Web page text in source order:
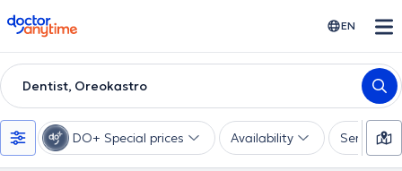
doctoranytime EN
Dentist, Oreokastro
DO+ Special prices Availability Services